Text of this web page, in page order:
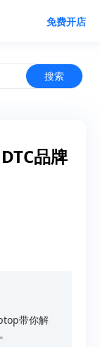
免费开店
搜索
品牌
带你解